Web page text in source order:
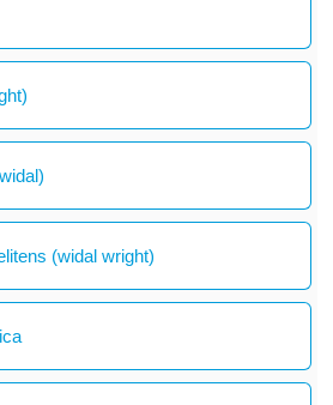
(widal wright)